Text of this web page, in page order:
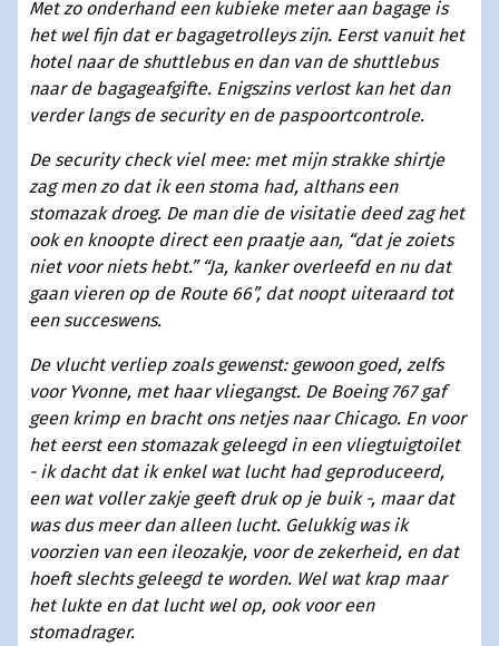
Met zo onderhand een kubieke meter aan bagage is
het wel fijn dat er bagagetrolleys zijn. Eerst vanuit het
hotel naar de shuttlebus en dan van de shuttlebus
naar de bagageafgifte. Enigszins verlost kan het dan
verder langs de security en de paspoortcontrole.
De security check viel mee: met mijn strakke shirtje
zag men zo dat ik een stoma had, althans een
stomazak droeg. De man die de visitatie deed zag het
ook en knoopte direct een praatje aan, “dat je zoiets
niet voor niets hebt.” “Ja, kanker overleefd en nu dat
gaan vieren op de Route 66”, dat noopt uiteraard tot
een succeswens.
De vlucht verliep zoals gewenst: gewoon goed, zelfs
voor Yvonne, met haar vliegangst. De Boeing 767 gaf
geen krimp en bracht ons netjes naar Chicago. En voor
het eerst een stomazak geleegd in een vliegtuigtoilet
- ik dacht dat ik enkel wat lucht had geproduceerd,
een wat voller zakje geeft druk op je buik -, maar dat
was dus meer dan alleen lucht. Gelukkig was ik
voorzien van een ileozakje, voor de zekerheid, en dat
hoeft slechts geleegd te worden. Wel wat krap maar
het lukte en dat lucht wel op, ook voor een
stomadrager.